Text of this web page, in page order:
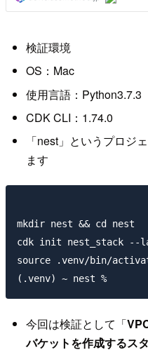
検証環境
OS：Mac
使用言語：Python3.7.3
CDK CLI：1.74.0
「nest」というプロジ
ます
mkdir nest && cd nest
cdk init nest_stack --
source .venv/bin/
今回は検証として「
バケットを作成するス